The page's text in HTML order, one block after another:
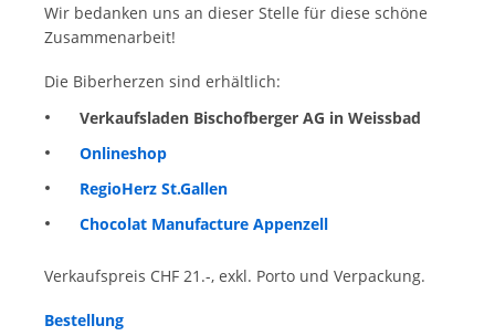
Wir bedanken uns an dieser Stelle für diese schöne
Zusammenarbeit!
Die Biberherzen sind erhältlich:
Verkaufsladen Bischofberger AG in Weissbad
Onlineshop
RegioHerz St.Gallen
Chocolat Manufacture Appenzell
Verkaufspreis CHF 21.-, exkl. Porto und Verpackung.
Bestellung